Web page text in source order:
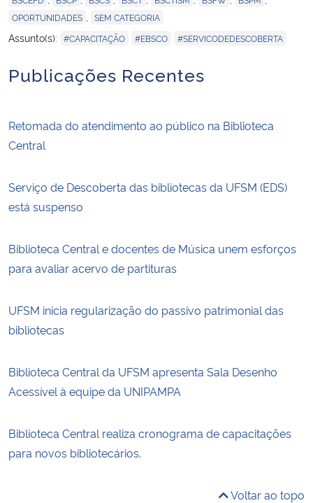
OPORTUNIDADES SEM CATEGORIA
Assunto(s): #CAPACITAÇÃO #EBSCO #SERVICODEDESCOBERTA
Publicações Recentes
Retomada do atendimento ao público na Biblioteca
Central
Serviço de Descoberta das bibliotecas da UFSM (EDS)
está suspenso
Biblioteca Central e docentes de Música unem esforços
para avaliar acervo de partituras
UFSM inicia regularização do passivo patrimonial das
bibliotecas
Biblioteca Central da UFSM apresenta Sala Desenho
Acessível à equipe da UNIPAMPA
Biblioteca Central realiza cronograma de capacitações
para novos bibliotecários.
Voltar ao topo